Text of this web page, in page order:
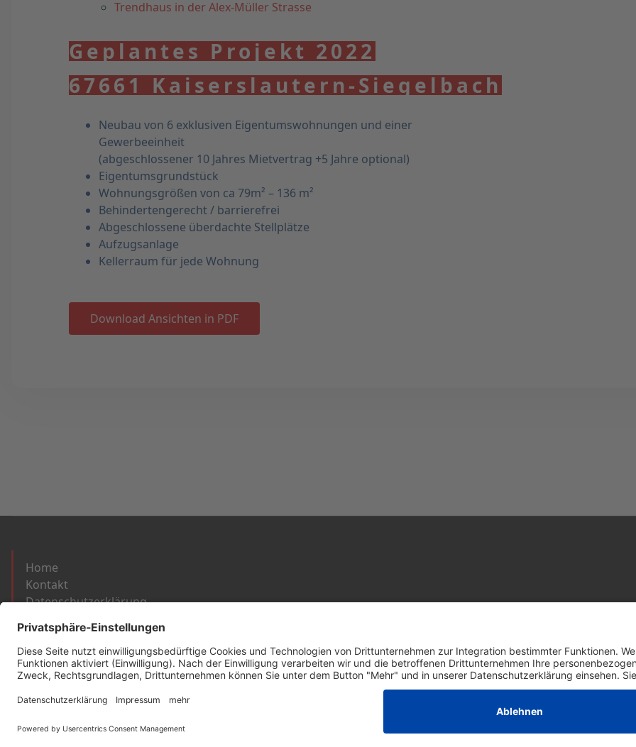
Trendhaus in der Alex-Müller Strasse
Geplantes Projekt 2022
67661 Kaiserslautern-Siegelbach
Neubau von 6 exklusiven Eigentumswohnungen und einer
Gewerbeeinheit
(abgeschlossener 10 Jahres Mietvertrag +5 Jahre optional)
Eigentumsgrundstück
Wohnungsgrößen von ca 79m² – 136 m²
Behindertengerecht / barrierefrei
Abgeschlossene überdachte Stellplätze
Aufzugsanlage
Kellerraum für jede Wohnung
Download Ansichten in PDF
Home
Kontakt
Datenschutzerklärung
Anfahrt
Impressum
67731 Otterbach, Lauterstr. 7 (im alten Bahnhof)
design bybodo schmitt